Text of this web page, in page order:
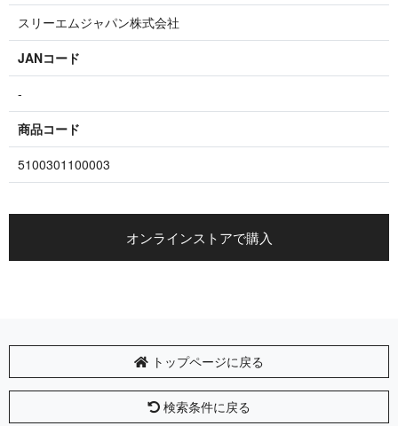
スリーエムジャパン株式会社
JANコード
-
商品コード
5100301100003
オンラインストアで購入
トップページに戻る
検索条件に戻る